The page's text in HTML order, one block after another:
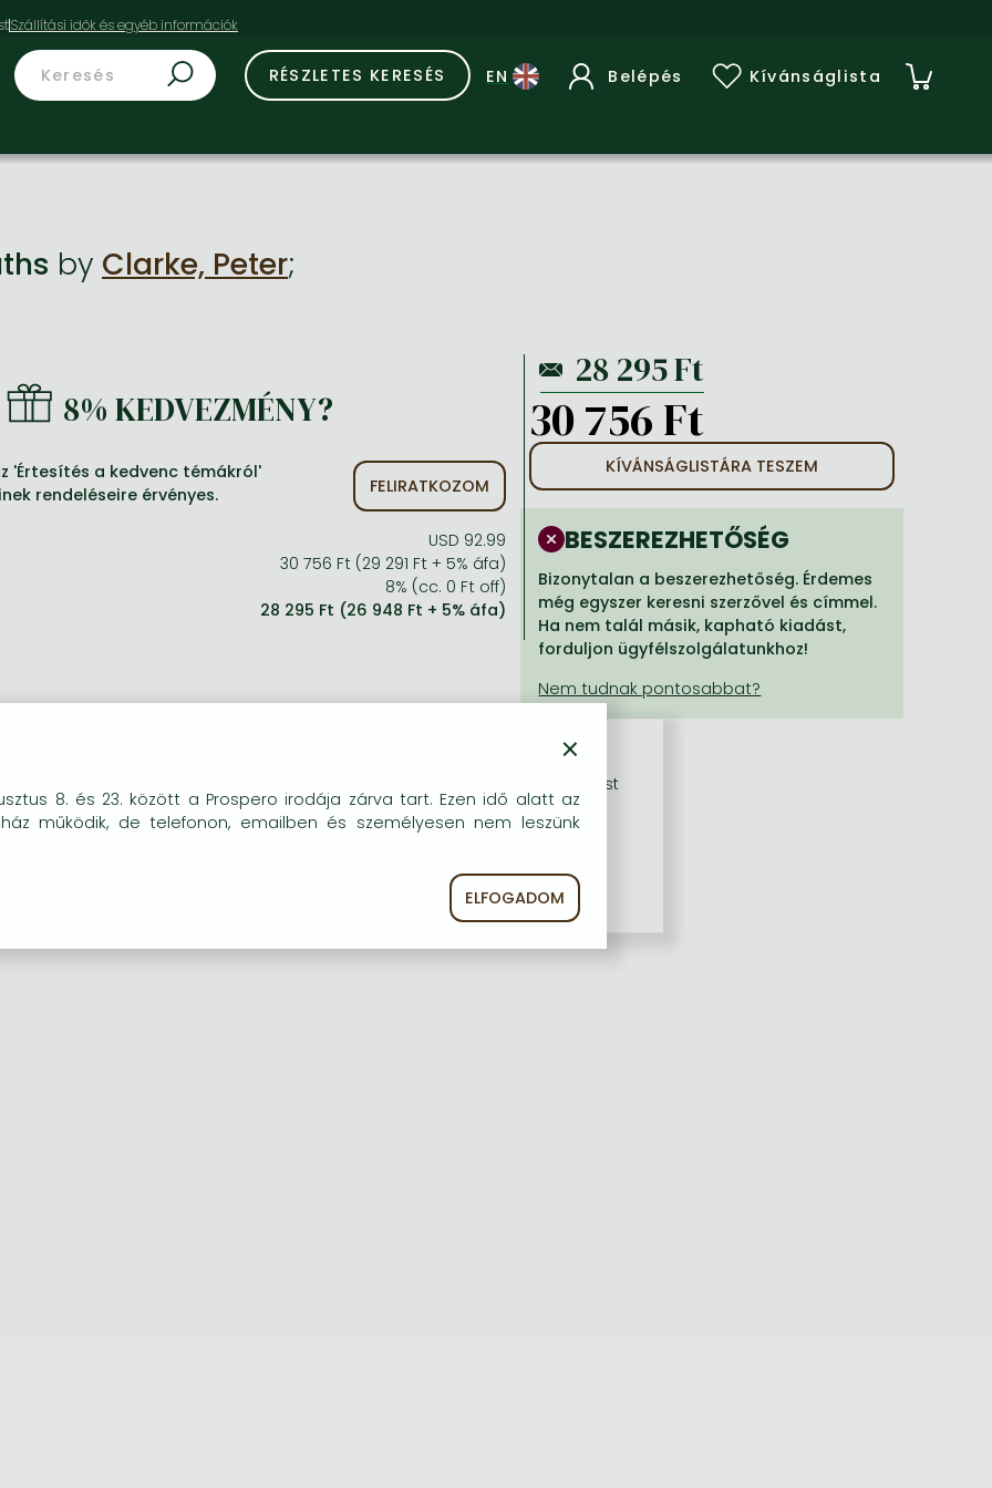
RÉSZLETES KERESÉS Belépés Kívánságlista
by Clarke, Peter;
8% KEDVEZMÉNY?
'Értesítés a kedvenc témákról'
rendeléseire érvényes.
FELIRATKOZOM
USD 92.99
30 756 Ft (29 291 Ft + 5% áfa)
8% (cc. 0 Ft off)
28 295 Ft (26 948 Ft + 5% áfa)
30 756 Ft
KÍVÁNSÁGLISTÁRA TESZEM
BESZEREZHETŐSÉG
Bizonytalan a beszerezhetőség. Érdemes
még egyszer keresni szerzővel és címmel.
Ha nem talál másik, kapható kiadást,
forduljon ügyfélszolgálatunkhoz!
×
8. és 23. között a Prospero irodája zárva tart. Ezen idő alatt az
működik, de telefonon, emailben és személyesen nem leszünk
ELFOGADOM
kat (sütiket) használunk, melyek célja, hogy teljesebb körű szolgáltatást
részére.